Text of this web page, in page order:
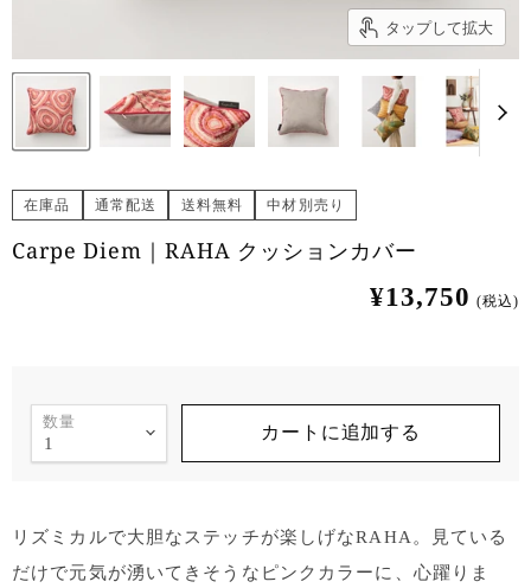
タップして拡大
在庫品 通常配送 送料無料 中材別売り
Carpe Diem｜RAHA クッションカバー
¥13,750 (税込)
数量 カートに追加する
リズミカルで大胆なステッチが楽しげなRAHA。見ている
だけで元気が湧いてきそうなピンクカラーに、心躍りま